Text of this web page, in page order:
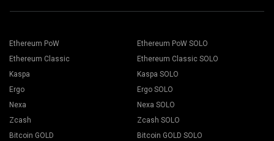
Ethereum PoW
Ethereum Classic
Kaspa
Ergo
Nexa
Zcash
Bitcoin GOLD
Ethereum PoW SOLO
Ethereum Classic SOLO
Kaspa SOLO
Ergo SOLO
Nexa SOLO
Zcash SOLO
Bitcoin GOLD SOLO